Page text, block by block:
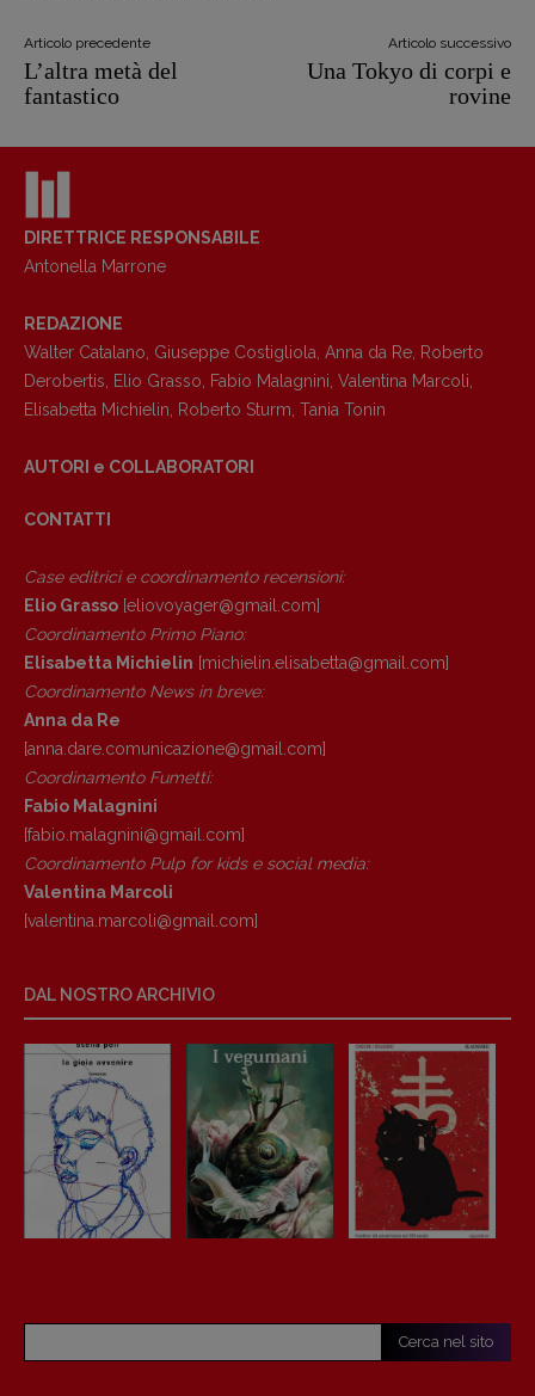
Copyright © 2018 – 2023 Pulp Magazine –
97943720157 –Privacy
Articolo precedente
L’altra metà del
fantastico
Articolo successivo
Una Tokyo di corpi e
rovine
DIRETTRICE RESPONSABILE
Antonella Marrone
REDAZIONE
Walter Catalano Giuseppe Costigliola Anna da Re Roberto
Derobertis
Elio Grasso Fabio Malagnini Valentina Marcoli
Elisabetta Michielin
Roberto Sturm Tania Tonin
AUTORI e COLLABORATORI
CONTATTI
Case editrici e coordinamento recensioni:
Elio Grasso [eliovoyager@gmail.com]
Coordinamento Primo Piano:
Elisabetta Michielin [michielin.elisabetta@gmail.com]
Coordinamento News in breve:
Anna da Re
[anna.dare.comunicazione@gmail. com]
Coordinamento Fumetti:
Fabio Malagnini
[fabio.malagnini@gmail. com]
Coordinamento Pulp for kids e social media:
Valentina Marcoli
[valentina.marcoli@gmail. com]
DAL NOSTRO ARCHIVIO
Cerca nel sito